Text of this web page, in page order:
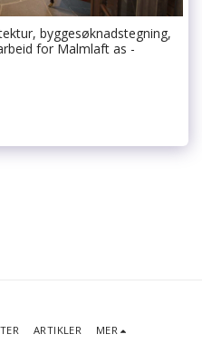
byggesøknadstegning,
for Malmlaft as -
ARTIKLER MER